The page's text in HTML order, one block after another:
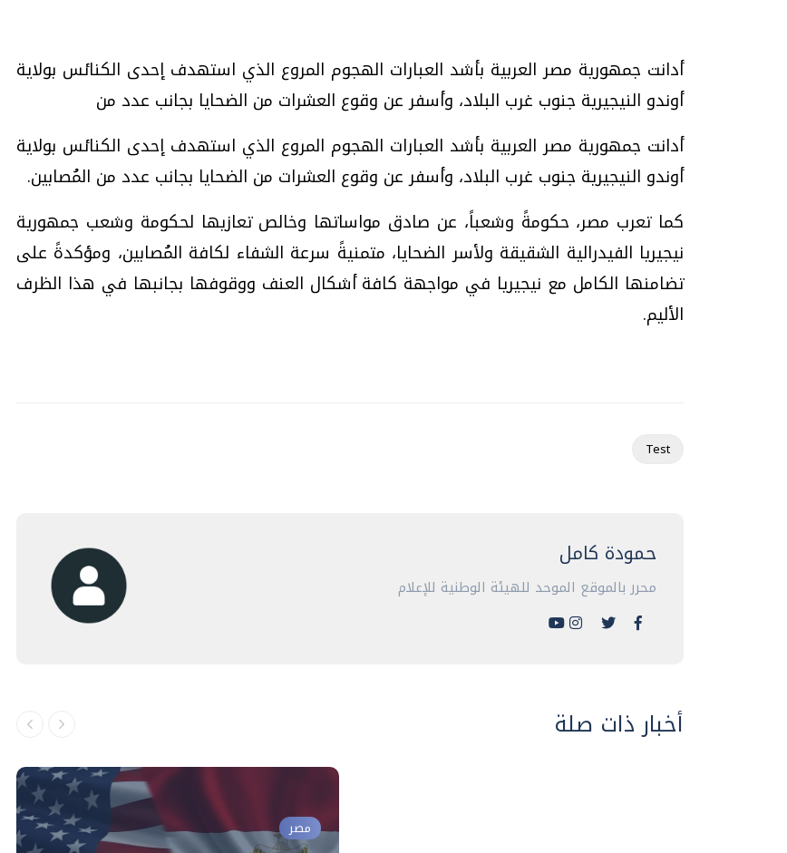
أدانت جمهورية مصر العربية بأشد العبارات الهجوم المروع الذي استهدف إحدى الكنائس بولاية
أوندو النيجيرية جنوب غرب البلاد، وأسفر عن وقوع العشرات من الضحايا بجانب عدد من
أدانت جمهورية مصر العربية بأشد العبارات الهجوم المروع الذي استهدف إحدى الكنائس بولاية
أوندو النيجيرية جنوب غرب البلاد، وأسفر عن وقوع العشرات من الضحايا بجانب عدد من المُصابين.
كما تعرب مصر، حكومةً وشعباً، عن صادق مواساتها وخالص تعازيها لحكومة وشعب جمهورية
نيجيريا الفيدرالية الشقيقة ولأسر الضحايا، متمنيةً سرعة الشفاء لكافة المُصابين، ومؤكدةً على
تضامنها الكامل مع نيجيريا في مواجهة كافة أشكال العنف ووقوفها بجانبها في هذا الظرف
الأليم.
Test
حمودة كامل
محرر بالموقع الموحد للهيئة الوطنية للإعلام
أخبار ذات صلة
مصر
تحقيقات وحوارات
بعد إشعارات "جوجل" .. هل يمكن التنبوء
بالزلازل وكيف نتعامل معها؟
الثلاثاء، 04 اغسطس 2026 04:04 م
تحقيقات وحوارات
دليلك للتنسيق الجامعي .. تساؤلات
وإجابات
السبت، 01 اغسطس 2026 10:25 ص
تحقيقات وحوارات
فيديو.. الإعلام الرقمي.. تقنيات واعدة
وتحديات هائلة